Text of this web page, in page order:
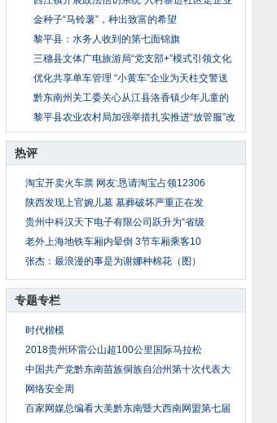
访
金种子“马铃薯”，种出致富的希望
黎平县：水务人收到的第七面锦旗
三穗县文体广电旅游局“党支部+”模式引领文化
优化共享单车管理 “小黄车”企业为天柱交警送
黔东南州关工委关心从江县洛香镇少年儿童的
成长
黎平县农业农村局加强举措扎实推进“放管服”改
热评
淘宝开卖火车票 网友:恳请淘宝占领12306
陕西发现上官婉儿墓 墓葬破坏严重正在发
贵州中科汉天下电子有限公司跃升为“省级
老外上海地铁车厢内晕倒 3节车厢乘客10
张杰：最浪漫的事是为谢娜种棉花（图）
专题专栏
时代楷模
2018贵州环雷公山超100公里国际马拉松
中国共产党黔东南苗族侗族自治州第十次代表大
网络安全周
百家网媒总编看大美黔东南暨大西南网盟第七届